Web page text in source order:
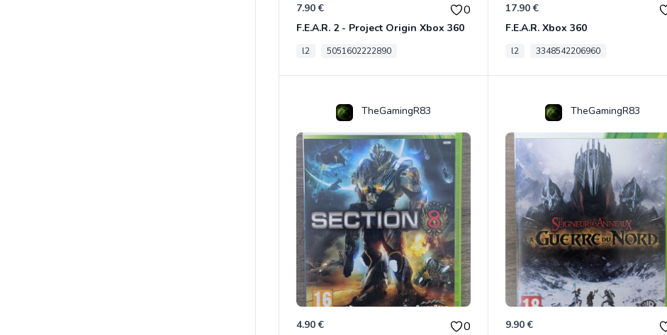
7.90 € 0
F.E.A.R. 2 - Project Origin Xbox 360
l2 5051602222890
17.90 €
F.E.A.R. Xbox 360
l2 3348542206960
TheGamingR83
4.90 € 0
TheGamingR83
9.90 €